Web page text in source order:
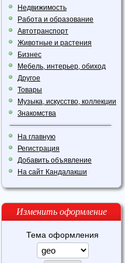
Недвижимость
Работа и образование
Автотранспорт
Животные и растения
Бизнес
Мебель, интерьер, обиход
Другое
Товары
Музыка, искусство, коллекции
Знакомства
На главную
Регистрация
Добавить объявление
На сайт Кандалакши
Изменить оформление
Тема оформления